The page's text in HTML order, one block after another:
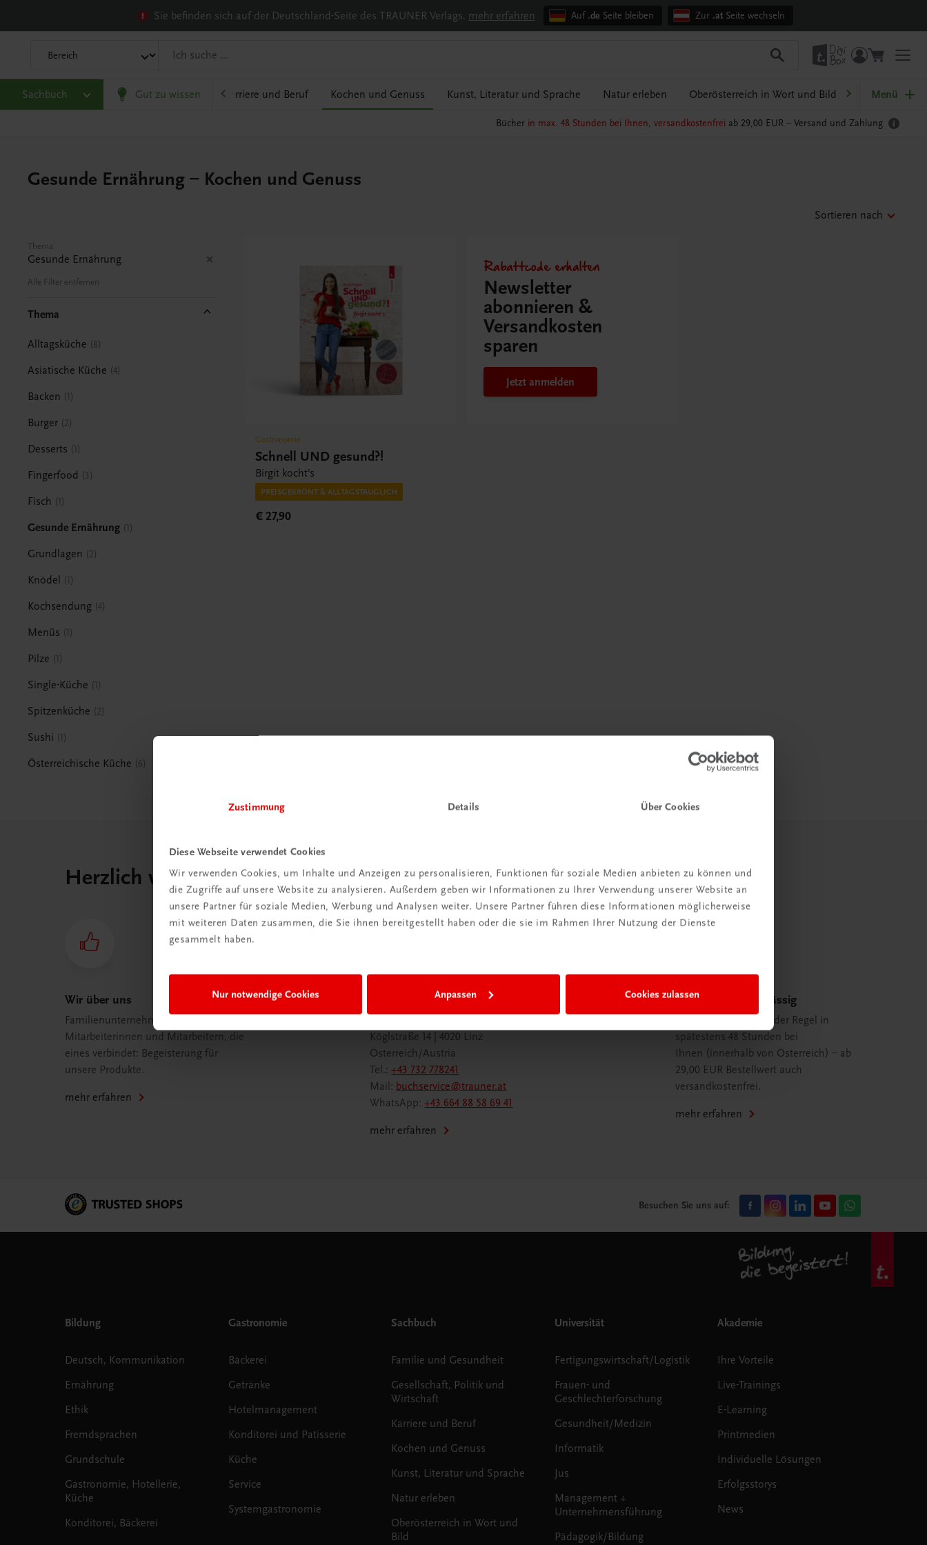
Zustimmung Details Über Cookies
Diese Webseite verwendet Cookies
Wir verwenden Cookies, um Inhalte und Anzeigen zu personalisieren, Funktionen für soziale Medien anbieten zu können und
die Zugriffe auf unsere Website zu analysieren. Außerdem geben wir Informationen zu Ihrer Verwendung unserer Website an
unsere Partner für soziale Medien, Werbung und Analysen weiter. Unsere Partner führen diese Informationen möglicherweise
mit weiteren Daten zusammen, die Sie ihnen bereitgestellt haben oder die sie im Rahmen Ihrer Nutzung der Dienste
gesammelt haben.
Nur notwendige Cookies Anpassen Cookies zulassen
Sie befinden sich auf der Deutschland-Seite des TRAUNER Verlags. mehr erfahren Auf .de Seite bleiben Zur .atSeite wechseln
Sachbuch Gut zu wissen
Gesellschaft, Politik und Wirtschaft Karriere und Beruf Kochen und Genuss Kunst, Literatur und Sprache Natur erleben Oberösterreich in Wort und Bild Ratgeber
Menü
Bücher in max. 48 Stunden bei Ihnen, versandkostenfrei ab 29,00 EUR – Versand und Zahlung
Gesunde Ernährung – Kochen und Genuss
Sortieren nach
Thema
Gesunde Ernährung
Alle Filter entfernen
Thema
Alltagsküche 8
Asiatische Küche 4
Backen 1
Burger 2
Desserts 1
Fingerfood 3
Fisch 1
Gesunde Ernährung 1
Grundlagen 2
Knödel 1
Kochsendung 4
Menüs 1
Pilze 1
Single-Küche 1
Spitzenküche 2
Sushi 1
Österreichische Küche 6
Gastronomie
Schnell UND gesund?!
Birgit kocht’s
PREISGEKRÖNT & ALLTAGSTAUGLICH
€ 27,90
Rabattcode erhalten
Newsletter
abonnieren &
Versandkosten
sparen
Jetzt anmelden
Herzlich willkommen bei TRAUNER!
Wir über uns
Familienunternehmen mit 80
Mitarbeiterinnen und Mitarbeitern, die
eines verbindet: Begeisterung für
unsere Produkte.
mehr erfahren
Wir sind gerne für Sie da
Köglstraße 14 | 4020 Linz
Österreich/Austria
Tel.:+43 732 778241
Mail: buchservice@trauner.at
WhatsApp:+43 664 88 58 69 41
mehr erfahren
Schnell und zuverlässig
Ihre Bestellung ist in der Regel in
spätestens 48 Stunden bei
Ihnen (innerhalb von Österreich) – ab
29,00 EUR Bestellwert auch
versandkostenfrei.
mehr erfahren
Besuchen Sie uns auf:
Bildung
Deutsch, Kommunikation
Ernährung
Ethik
Fremdsprachen
Grundschule
Gastronomie, Hotellerie,
Küche
Konditorei, Bäckerei
Gastronomie
Bäckerei
Getränke
Hotelmanagement
Konditorei und Patisserie
Küche
Service
Systemgastronomie
Sachbuch
Familie und Gesundheit
Gesellschaft, Politik und
Wirtschaft
Karriere und Beruf
Kochen und Genuss
Kunst, Literatur und Sprache
Natur erleben
Oberösterreich in Wort und
Bild
Universität
Fertigungswirtschaft/Logistik
Frauen- und
Geschlechterforschung
Gesundheit/Medizin
Informatik
Jus
Management +
Unternehmensführung
Pädagogik/Bildung
Akademie
Ihre Vorteile
Live-Trainings
E-Learning
Printmedien
Individuelle Lösungen
Erfolgsstorys
News